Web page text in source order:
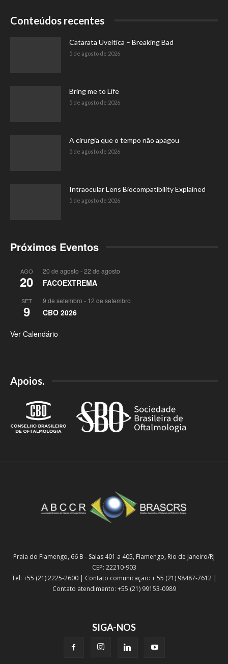
Conteúdos recentes
Catarata Uveítica – Breaking Bad
5 de agosto de 2026
Bring me to Life
5 de agosto de 2026
A cirurgia que o tempo não apagou
5 de agosto de 2026
Intraocular Lens Biocompatibility Explained
5 de agosto de 2026
Próximos Eventos
AGO
20
20 de agosto -22 de agosto
FACOEXTREMA
SET
9
9 de setembro - 12 de setembro
CBO 2026
Ver Calendário
Apoios.
Praia do Flamengo, 66 B - Salas 401 a 405, Flamengo, Rio de Janeiro/RJ
CEP: 22210-903
Tel: +55 (21) 2225-2600 | Contato comunicação: + 55 (21) 98487-7612 |
Contato atendimento: +55 (21) 99153-0989
SIGA-NOS